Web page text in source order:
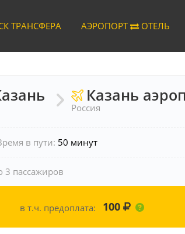
ТРАНСФЕРА АЭРОПОРТ ОТЕЛЬ
Казань
Россия
в пути: 50 минут
3 пассажиров
в т.ч. предоплата: 100